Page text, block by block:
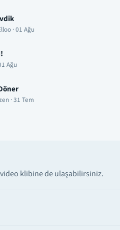
klibine de ulaşabilirsiniz.
· 01 Ağu
Ağu
· 31 Tem